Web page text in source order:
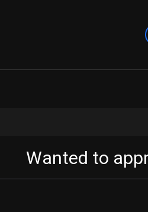
Wanted to